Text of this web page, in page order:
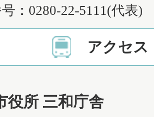
：0280-22-5111(代表)
アクセス
役所 三和庁舎